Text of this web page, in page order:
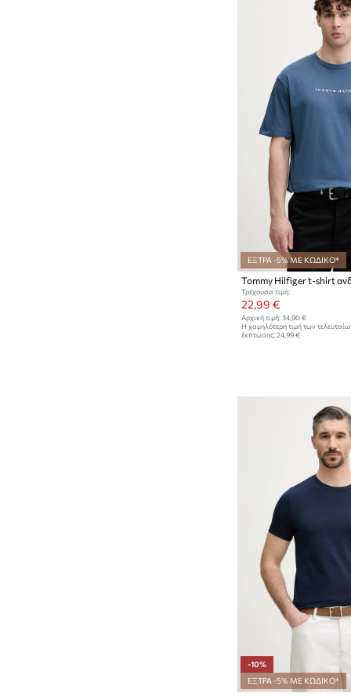
ΕΞΤΡΑ -5% ΜΕ ΚΩΔΙΚΟ*
Tommy Hilfiger t-shirt
Τρέχουσα τιμή:
22,99 €
Αρχική τιμή: 34,90 €
Η χαμηλότερη τιμή των
έκπτωσης: 24,99 €
-10%
ΕΞΤΡΑ -5% ΜΕ ΚΩΔΙΚΟ*